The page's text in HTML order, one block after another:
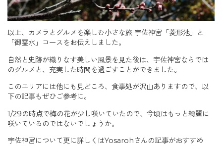
以上、カメラとグルメを楽しむ小さな旅 宇佐神宮「菱形池」と
「御霊水」コースをお伝えしました。
自然と史跡が織りなす美しい風景を見た後は、宇佐神宮ならでは
のグルメと、充実した時間を過ごすことができました。
このエリアには他にも見どころ、食事処が沢山ありますので、以
下の記事もぜひご参考に。
1/29の時点で梅の花が少し咲いていたので、今頃はもっと綺麗に
咲いているのではないでしょうか。
宇佐神宮について更に詳しくはYosarohさんの記事がおすすめ